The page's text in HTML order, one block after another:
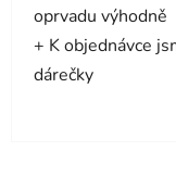
oprvadu výhodně
+ K objednávce
dárečky